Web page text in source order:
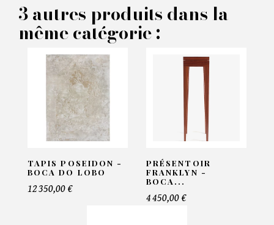
VOS INFORMATIONS :
Nom*
Email*
Telephone*
3 autres produits dans la
même catégorie :
TAPIS POSEIDON -
BOCA DO LOBO
12 350,00 €
PRÉSENTOIR
FRANKLYN -
BOCA...
4 450,00 €